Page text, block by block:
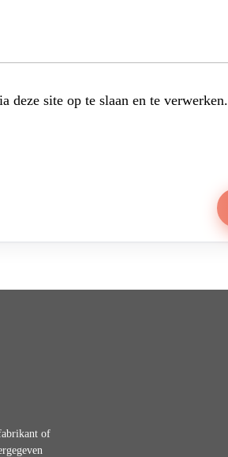
deze site op te slaan en te verwerken.
of